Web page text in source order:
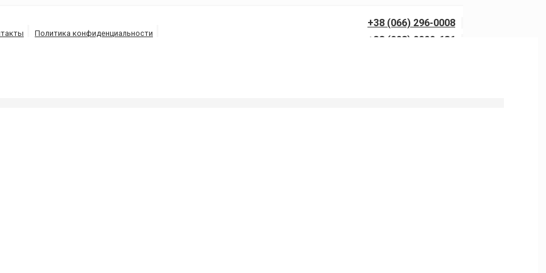
+38 (066) 296-0008
+38 (098) 0099-686
Политика конфиденциальности
ям и канализаций, выкачка-откачка септиков и туалетов в Чайковке в Харькове.